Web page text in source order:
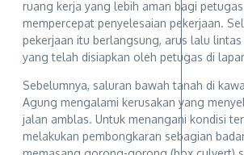
ruang kerja yang lebih aman bagi
mempercepat penyelesaian pekerjaan.
pekerjaan itu berlangsung, arus lalu
yang telah disiapkan oleh petugas di
Sebelumnya, saluran bawah tanah di
Agung mengalami kerusakan yang
jalan amblas. Untuk menangani kondisi
melakukan pembongkaran sebagian